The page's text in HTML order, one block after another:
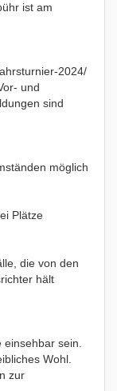
ist am
2024/
und
sind
möglich
Plätze
die von den
hält
sein.
Wohl.
zur